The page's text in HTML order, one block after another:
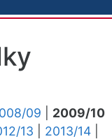
09
2009/10
13 2013/14